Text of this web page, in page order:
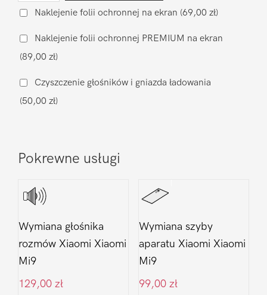
wyświetlacza
zamiennik
Oled
Xiaomi
Xiaomi
Naklejenie folii ochronnej na ekran (69,00 zł)
Naklejenie folii ochronnej PREMIUM na ekran
(89,00 zł)
Czyszczenie głośników i gniazda ładowania
(50,00 zł)
Pokrewne usługi
Wymiana głośnika
rozmów Xiaomi Xiaomi
Mi9
129,00 zł
Wymiana szyby
aparatu Xiaomi Xiaomi
Mi9
99,00 zł